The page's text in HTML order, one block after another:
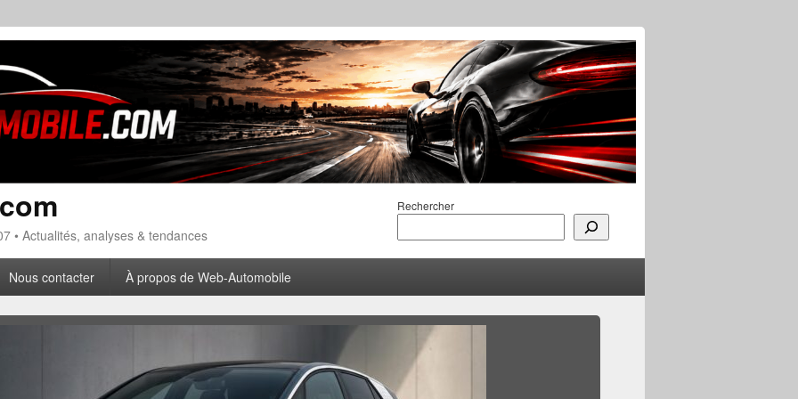
Rechercher
• Actualités, analyses & tendances
Nous contacter À propos de Web-Automobile